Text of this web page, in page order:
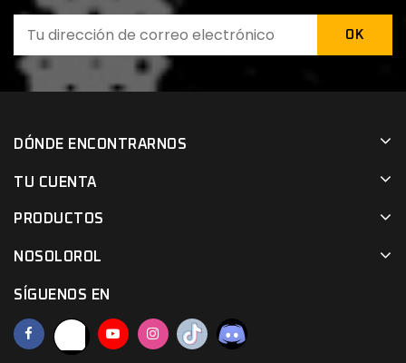
DÓNDE ENCONTRARNOS
TU CUENTA
PRODUCTOS
NOSOLOROL
SÍGUENOS EN